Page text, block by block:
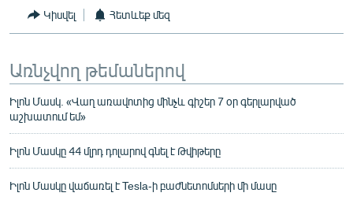
Կիսվել Հետևեք մեզ
Առնչվող թեմաներով
Իլոն Մասկ. «Վաղ առավոտից մինչև գիշեր 7 օր գերլարված
աշխատում եմ»
Իլոն Մասկը 44 մլրդ դոլարով գնել է Թվիթերը
Իլոն Մասկը վաճառել է Tesla-ի բաժնետոմսերի մի մասը